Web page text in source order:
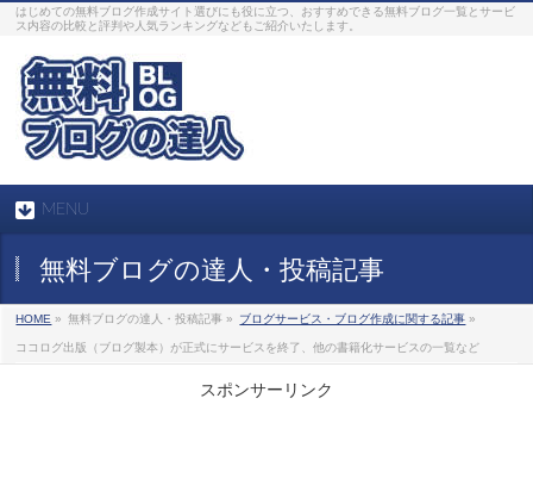
はじめての無料ブログ作成サイト選びにも役に立つ、おすすめできる無料ブログ一覧とサービ
ス内容の比較と評判や人気ランキングなどもご紹介いたします。
MENU
無料ブログの達人・投稿記事
HOME » 無料ブログの達人・投稿記事 » ブログサービス・ブログ作成に関する記事 »
ココログ出版（ブログ製本）が正式にサービスを終了、他の書籍化サービスの一覧など
スポンサーリンク